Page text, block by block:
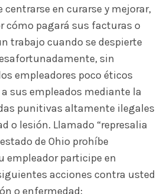
centrarse en curarse y mejorar,
cómo pagará sus facturas o
trabajo cuando se despierte
sin
empleadores poco éticos
sus empleados mediante la
punitivas altamente ilegales
o lesión. Llamado “represalia
de Ohio prohíbe
empleador participe en
acciones contra usted
o enfermedad: